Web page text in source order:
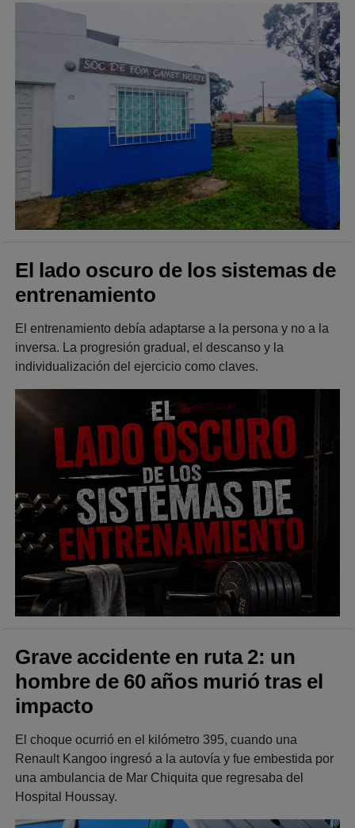
El lado oscuro de los sistemas de
entrenamiento
El entrenamiento debía adaptarse a la persona y no a la
inversa. La progresión gradual, el descanso y la
individualización del ejercicio como claves.
Grave accidente en ruta 2: un
hombre de 60 años murió tras el
impacto
El choque ocurrió en el kilómetro 395, cuando una
Renault Kangoo ingresó a la autovía y fue embestida por
una ambulancia de Mar Chiquita que regresaba del
Hospital Houssay.